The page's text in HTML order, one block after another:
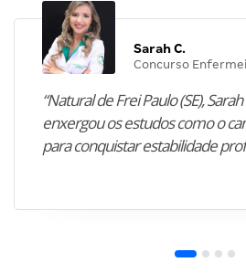
Sarah C.
Concurso
“Natural de Frei Paulo (SE),
enxergou os estudos como o
para conquistar estabilidade